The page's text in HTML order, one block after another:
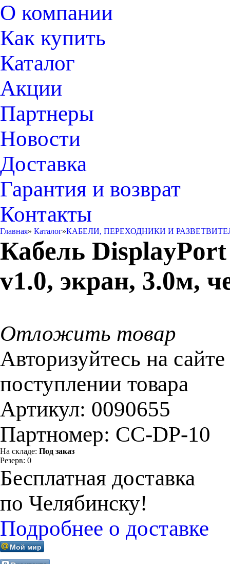
О компании
Как купить
Каталог
Акции
Партнеры
Новости
Доставка
Гарантия и возврат
Контакты
Главная» Каталог»КАБЕЛИ, ПЕРЕХОДНИКИ И
Кабель
v1.0, экран, 3.0м,
Отложить товар
Авторизуйтесь на
поступлении товара
Артикул: 0090655
Партномер: CC-DP-10
На складе: Под заказ
Резерв: 0
Бесплатная доставка
по Челябинску!
Подробнее о доставке
Мой мир